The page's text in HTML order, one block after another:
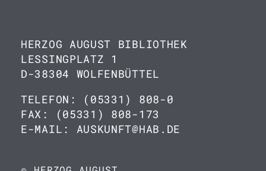
HERZOG AUGUST BIBLIOTHEK
LESSINGPLATZ 1
D-38304 WOLFENBÜTTEL
TELEFON: (05331) 808-0
FAX: (05331) 808-173
E-MAIL: AUSKUNFT@HAB.DE